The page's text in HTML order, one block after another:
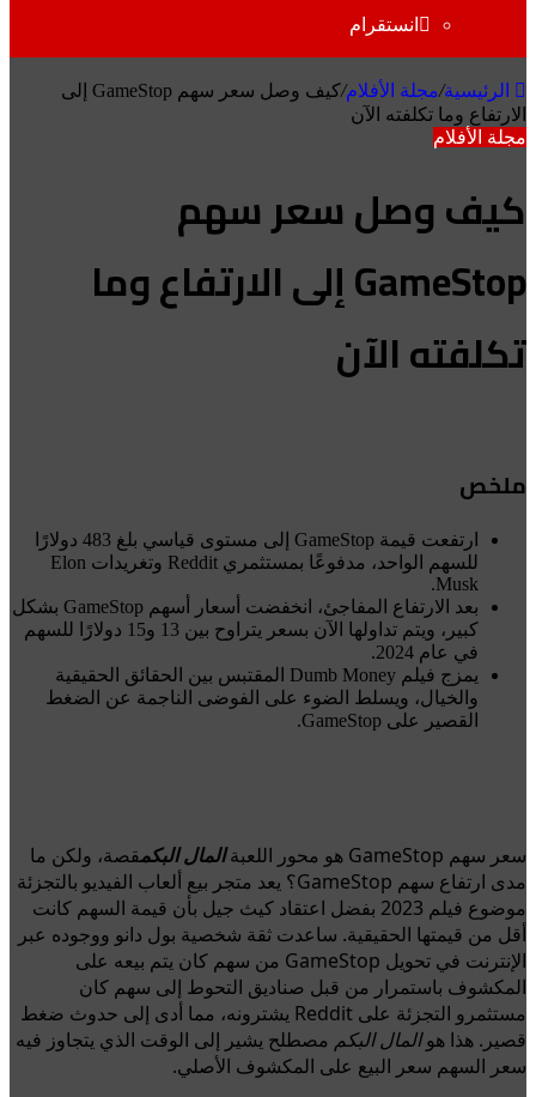
انستقرام
الرئيسية/مجلة الأفلام/
كيف وصل سعر سهم GameStop إلى
الارتفاع وما تكلفته الآن
مجلة الأفلام
كيف وصل سعر سهم
GameStop إلى الارتفاع وما
تكلفته الآن
ملخص
ارتفعت قيمة GameStop إلى مستوى قياسي بلغ 483 دولارًا
للسهم الواحد، مدفوعًا بمستثمري Reddit وتغريدات Elon
Musk.
بعد الارتفاع المفاجئ، انخفضت أسعار أسهم GameStop بشكل
كبير، ويتم تداولها الآن بسعر يتراوح بين 13 و15 دولارًا للسهم
في عام 2024.
يمزج فيلم Dumb Money المقتبس بين الحقائق الحقيقية
والخيال، ويسلط الضوء على الفوضى الناجمة عن الضغط
القصير على GameStop.
سعر سهم GameStop هو محور اللعبة المال البكمقصة، ولكن ما
مدى ارتفاع سهم GameStop؟ يعد متجر بيع ألعاب الفيديو بالتجزئة
موضوع فيلم 2023 بفضل اعتقاد كيث جيل بأن قيمة السهم كانت
أقل من قيمتها الحقيقية. ساعدت ثقة شخصية بول دانو ووجوده عبر
الإنترنت في تحويل GameStop من سهم كان يتم بيعه على
المكشوف باستمرار من قبل صناديق التحوط إلى سهم كان
مستثمرو التجزئة على Reddit يشترونه، مما أدى إلى حدوث ضغط
قصير. هذا هوالمال البكم مصطلح يشير إلى الوقت الذي يتجاوز فيه
سعر السهم سعر البيع على المكشوف الأصلي.